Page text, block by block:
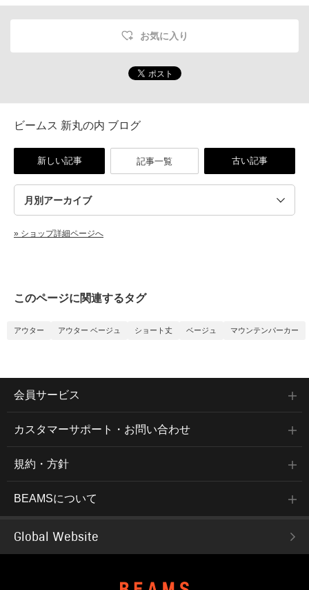
お気に入り
ビームス 新丸の内 ブログ
新しい記事 記事一覧 古い記事
» ショップ詳細ページへ
このページに関連するタグ
アウター アウター ベージュ ショート丈 ベージュ マウンテンパーカー
会員サービス
カスタマーサポート・お問い合わせ
規約・方針
BEAMSについて
Global Website